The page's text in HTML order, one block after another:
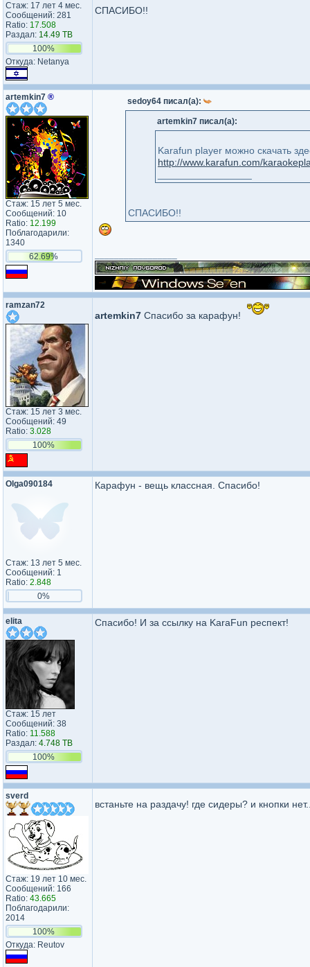
Стаж: 17 лет 4 мес.
Сообщений: 281
Ratio: 17.508
Раздал: 14.49 TB
100%
Откуда: Netanya
СПАСИБО!!
artemkin7 ®
Стаж: 15 лет 5 мес.
Сообщений: 10
Ratio: 12.199
Поблагодарили:
1340
62.69%
sedoy64 писал(а):
artemkin7 писал(а):
Karafun player можно скачать
http://www.karafun.com/
СПАСИБО!!
ramzan72
Стаж: 15 лет 3 мес.
Сообщений: 49
Ratio: 3.028
100%
artemkin7 Спасибо за карафун!
Olga090184
Стаж: 13 лет 5 мес.
Сообщений: 1
Ratio: 2.848
0%
Карафун - вещь классная. Спасибо!
elita
Стаж: 15 лет
Сообщений: 38
Ratio: 11.588
Раздал: 4.748 TB
100%
Спасибо! И за ссылку на KaraFun респект!
sverd
Стаж: 19 лет 10 мес.
Сообщений: 166
Ratio: 43.665
Поблагодарили:
2014
100%
Откуда: Reutov
встаньте на раздачу! где сидеры? и кнопки